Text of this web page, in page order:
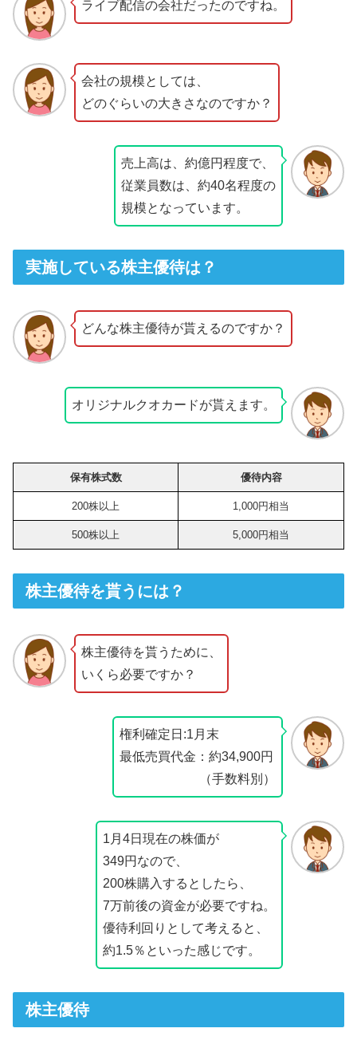
ライブ配信の会社だったのですね。
会社の規模としては、
どのぐらいの大きさなのですか？
売上高は、約億円程度で、
従業員数は、約40名程度の
規模となっています。
実施している株主優待は？
どんな株主優待が貰えるのですか？
オリジナルクオカードが貰えます。
保有株式数 優待内容
200株以上 1,000円相当
500株以上 5,000円相当
株主優待を貰うには？
株主優待を貰うために、
いくら必要ですか？
権利確定日:1月末
最低売買代金：約34,900円
（手数料別）
1月4日現在の株価が
349円なので、
200株購入するとしたら、
7万前後の資金が必要ですね。
優待利回りとして考えると、
約1.5％といった感じです。
株主優待